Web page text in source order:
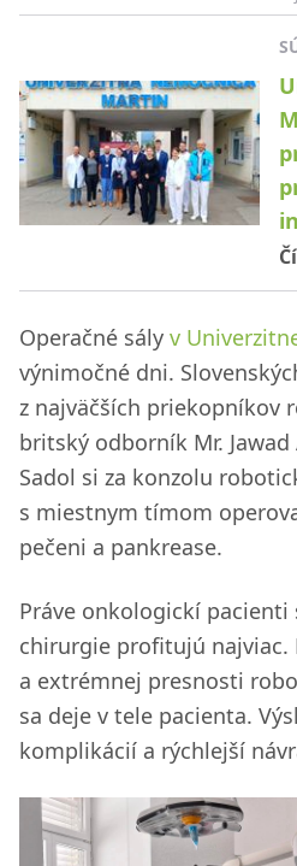
Operačné sály v
výnimočné dni.
z najväčších priekopníkov
britský odborník Mr.
Sadol si za konzolu
s miestnym tímom
pečeni a pankrease.
Práve onkologickí
chirurgie profitujú najviac.
a extrémnej presnosti
sa deje v tele pacienta.
komplikácií a rýchlejší